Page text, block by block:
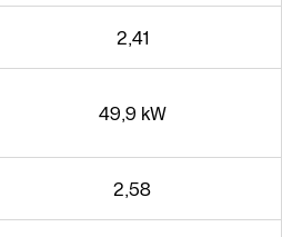
2,41
49,9 kW
2,58